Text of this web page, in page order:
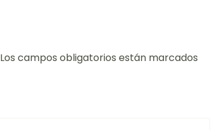
Los campos obligatorios están marcados